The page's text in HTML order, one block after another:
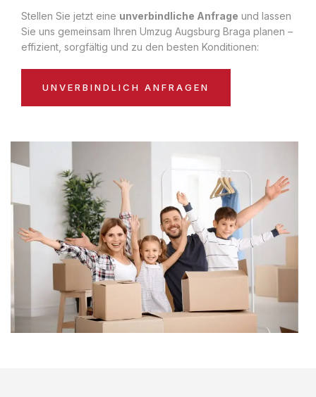
Stellen Sie jetzt eine unverbindliche Anfrage und lassen
Sie uns gemeinsam Ihren Umzug Augsburg Braga planen –
effizient, sorgfältig und zu den besten Konditionen:
UNVERBINDLICH ANFRAGEN